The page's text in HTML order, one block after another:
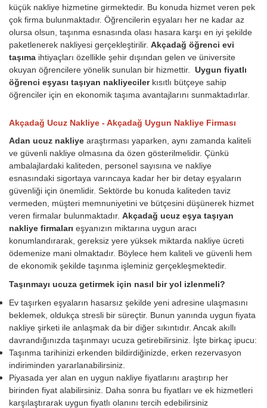
küçük nakliye hizmetine girmektedir. Bu konuda hizmet veren pek
çok firma bulunmaktadır. Öğrencilerin eşyaları her ne kadar az
olursa olsun, taşınma esnasında olası hasara karşı en iyi şekilde
paketlenerek nakliyesi gerçekleştirilir. Akçadağ öğrenci evi
taşıma ihtiyaçları özellikle şehir dışından gelen ve üniversite
okuyan öğrencilere yönelik sunulan bir hizmettir. Uygun fiyatlı
öğrenci eşyası taşıyan nakliyeciler kısıtlı bütçeye sahip
öğrenciler için en ekonomik taşıma avantajlarını sunmaktadırlar.
Akçadağ Ucuz Nakliye - Akçadağ Uygun Nakliye Firması
Adan ucuz nakliye araştırması yaparken, aynı zamanda kaliteli
ve güvenli nakliye olmasına da özen gösterilmelidir. Çünkü
ambalajlardaki kaliteden, personel sayısına ve nakliye
esnasındaki sigortaya varıncaya kadar her bir detay eşyaların
güvenliği için önemlidir. Sektörde bu konuda kaliteden taviz
vermeden, müşteri memnuniyetini ve bütçesini düşünerek hizmet
veren firmalar bulunmaktadır. Akçadağ ucuz eşya taşıyan
nakliye firmaları eşyanızın miktarına uygun aracı
konumlandırarak, gereksiz yere yüksek miktarda nakliye ücreti
ödemenize mani olmaktadır. Böylece hem kaliteli ve güvenli hem
de ekonomik şekilde taşınma işleminiz gerçekleşmektedir.
Taşınmayı ucuza getirmek için nasıl bir yol izlenmeli?
Ev taşırken eşyaların hasarsız şekilde yeni adresine ulaşmasını
beklemek, oldukça stresli bir süreçtir. Bunun yanında uygun fiyata
nakliye şirketi ile anlaşmak da bir diğer sıkıntıdır. Ancak akıllı
davrandığınızda taşınmayı ucuza getirebilirsiniz. İşte birkaç ipucu:
Taşınma tarihinizi erkenden bildirdiğinizde, erken rezervasyon
indiriminden yararlanabilirsiniz.
Piyasada yer alan en uygun nakliye fiyatlarını araştırıp her
birinden fiyat alabilirsiniz. Daha sonra bu fiyatları ve ek hizmetleri
karşılaştırarak uygun fiyatlı olanını tercih edebilirsiniz